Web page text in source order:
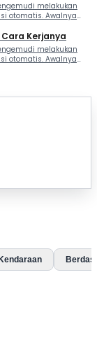
melakukan
otomatis. Awalnya
semakin populer di
Fitur...Kerjanya
melakukan
otomatis. Awalnya
semakin populer di